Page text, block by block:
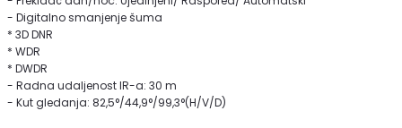
- Digitalno smanjenje šuma
* 3D DNR
* WDR
* DWDR
- Radna udaljenost IR-a: 30 m
- Kut gledanja: 82,5°/44,9°/99,3°(H/V/D)